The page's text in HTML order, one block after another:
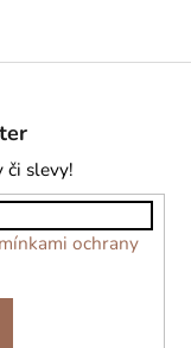
či slevy!
ochrany